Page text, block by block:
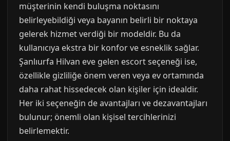
müşterinin kendi buluşma noktasını
belirleyebildiği veya bayanın belirli bir noktaya
gelerek hizmet verdiği bir modeldir. Bu da
kullanıcıya ekstra bir konfor ve esneklik sağlar.
Şanlıurfa Hilvan eve gelen escort seçeneği ise,
özellikle gizliliğe önem veren veya ev ortamında
daha rahat hissedecek olan kişiler için idealdir.
Her iki seçeneğin de avantajları ve dezavantajları
bulunur; önemli olan kişisel tercihlerinizi
belirlemektir.